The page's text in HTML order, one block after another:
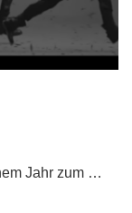
Jahr zum …